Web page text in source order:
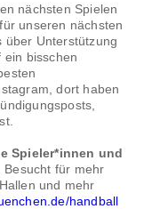
nächsten Spielen
unseren nächsten
über Unterstützung
ein bisschen
dort haben
Spieler*innen und
. Besucht für mehr
und mehr
handball